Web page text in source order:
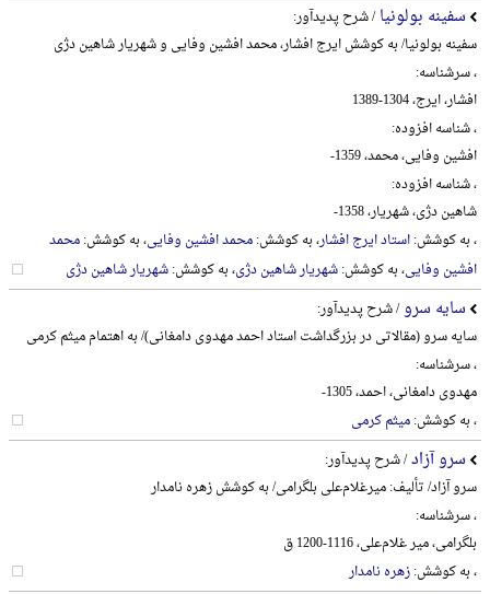
سفینه بولونیا/ شرح پدیدآور:
سفینه بولونیا/ به کوشش ایرج افشار، محمد افشین وفایی و شهریار شاهین دژی
، سرشناسه:
افشار، ایرج، 1304-1389
، شناسه افزوده:
افشین وفایی، محمد، 1359-
، شناسه افزوده:
شاهین دژی، شهریار، 1358-
، به کوشش:استاد ایرج افشار، به کوشش:محمد افشین وفایی، به کوشش:محمد
افشین وفایی، به کوشش:شهریار شاهین دژی، به کوشش:شهریار شاهین دژی
سایه سرو/ شرح پدیدآور:
سایه سرو (مقالاتی در بزرگداشت استاد احمد مهدوی دامغانی)/ به اهتمام میثم کرمی
، سرشناسه:
مهدوی دامغانی، احمد، 1305-
، به کوشش:میثم کرمی
سرو آزاد/ شرح پدیدآور:
سرو آزاد/ تألیف: میرغلام‌علی بلگرامی/ به کوشش زهره نامدار
، سرشناسه:
بلگرامی، میر غلام‌علی، 1116-1200 ق
، به کوشش:زهره نامدار